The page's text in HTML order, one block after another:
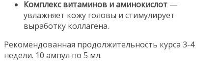
Комплекс витаминов и аминокислот —
увлажняет кожу головы и стимулирует
выработку коллагена.
Рекомендованная продолжительность курса 3-4
недели. 10 ампул по 5 мл.